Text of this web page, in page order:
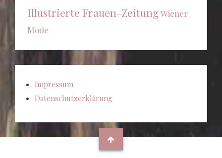
Illustrierte Frauen-ZeitungWiener
Mode
Impressum
Datenschutzerklärung